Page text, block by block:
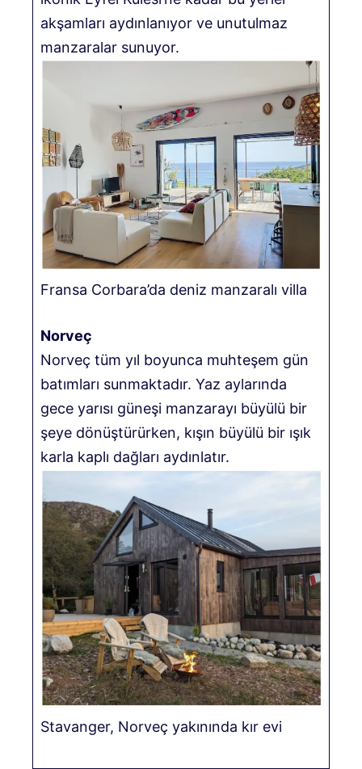
akşamları aydınlanıyor ve unutulmaz
manzaralar sunuyor.
Fransa Corbara’da deniz manzaralı villa
Norveç
Norveç tüm yıl boyunca muhteşem gün
batımları sunmaktadır. Yaz aylarında
gece yarısı güneşi manzarayı büyülü bir
şeye dönüştürürken, kışın büyülü bir ışık
karla kaplı dağları aydınlatır.
Stavanger, Norveç yakınında kır evi